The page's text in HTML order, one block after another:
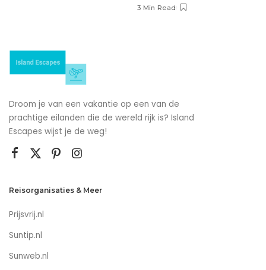
3 Min Read
Droom je van een vakantie op een van de
prachtige eilanden die de wereld rijk is? Island
Escapes wijst je de weg!
Reisorganisaties & Meer
Prijsvrij.nl
Suntip.nl
Sunweb.nl